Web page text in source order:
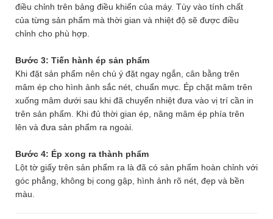
điều chỉnh trên bảng điều khiển của máy. Tùy vào tính chất
của từng sản phẩm mà thời gian và nhiệt độ sẽ được điều
chỉnh cho phù hợp.
Bước 3: Tiến hành ép sản phẩm
Khi đặt sản phẩm nên chú ý đặt ngay ngắn, cân bằng trên
mâm ép cho hình ảnh sắc nét, chuẩn mực. Ép chặt mâm trên
xuống mâm dưới sau khi đã chuyển nhiệt đưa vào vị trí cần in
trên sản phẩm. Khi đủ thời gian ép, nâng mâm ép phía trên
lên và đưa sản phẩm ra ngoài.
Bước 4: Ép xong ra thành phẩm
Lột tờ giấy trên sản phẩm ra là đã có sản phẩm hoàn chỉnh với
góc phẳng, không bị cong gập, hình ảnh rõ nét, đẹp và bền
màu.